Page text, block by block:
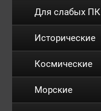
Для слабых ПК
Исторические
Космические
Морские